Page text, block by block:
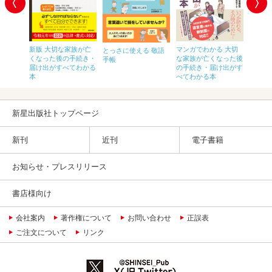
新版 大切な家族が亡
くなった後の手続き・
届け出がすべてわかる
本
とっさに使える 敬語
手帳
マンガでわかる 大切
な家族が亡くなった後
の手続き・届け出がす
べてわかる本
新星出版社トップページ
新刊 近刊 電子書籍
お知らせ・プレスリリース
書店様向け
会社案内 著作権について お問い合わせ
正誤表
ご注文について
リンク